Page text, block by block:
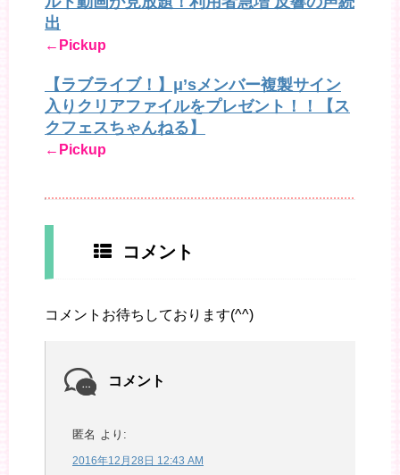
出
←Pickup
【ラブライブ！】μ’sメンバー複製サイン
入りクリアファイルをプレゼント！！【ス
クフェスちゃんねる】
←Pickup
コメント
コメントお待ちしております(^^)
コメント
匿名 より:
2016年12月28日 12:43 AM